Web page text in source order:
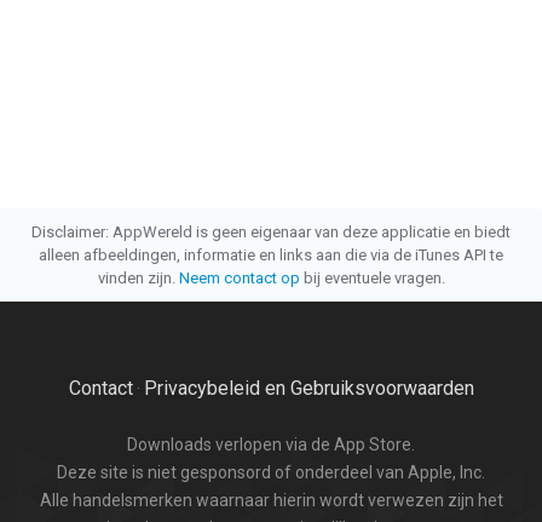
Disclaimer: AppWereld is geen eigenaar van deze applicatie en biedt
alleen afbeeldingen, informatie en links aan die via de iTunes API te
vinden zijn. Neem contact op bij eventuele vragen.
Contact· Privacybeleid en Gebruiksvoorwaarden
Downloads verlopen via de App Store.
Deze site is niet gesponsord of onderdeel van Apple, Inc.
Alle handelsmerken waarnaar hierin wordt verwezen zijn het